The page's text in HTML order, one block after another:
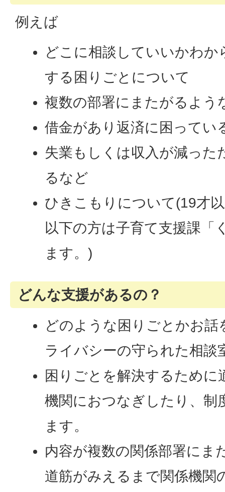
例えば
どこに相談していいかわか
する困りごとについて
複数の部署にまたがるよう
借金があり返済に困ってい
失業もしくは収入が減った
るなど
ひきこもりについて(19才
以下の方は子育て支援課「
ます。)
どんな支援があるの？
どのような困りごとかお
ライバシーの守られた相談
困りごとを解決するために
機関におつなぎしたり、制
ます。
内容が複数の関係部署にま
道筋がみえるまで関係機関